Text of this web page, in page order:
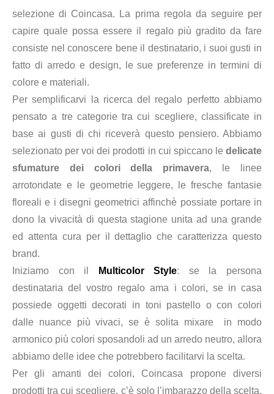
selezione di Coincasa. La prima regola da seguire per
capire quale possa essere il regalo più gradito da fare
consiste nel conoscere bene il destinatario, i suoi gusti in
fatto di arredo e design, le sue preferenze in termini di
colore e materiali.
Per semplificarvi la ricerca del regalo perfetto abbiamo
pensato a tre categorie tra cui scegliere, classificate in
base ai gusti di chi riceverà questo pensiero. Abbiamo
selezionato per voi dei prodotti in cui spiccano ledelicate
sfumature dei colori della primavera, le linee
arrotondate e le geometrie leggere, le fresche fantasie
floreali e i disegni geometrici affinchè possiate portare in
dono la vivacità di questa stagione unita ad una grande
ed attenta cura per il dettaglio che caratterizza questo
brand.
Iniziamo con il
Multicolor Style: se la persona
destinataria del vostro regalo ama i colori, se in casa
possiede oggetti decorati in toni pastello o con colori
dalle nuance più vivaci, se è solita mixare in modo
armonico più colori sposandoli ad un arredo neutro, allora
abbiamo delle idee che potrebbero facilitarvi la scelta.
Per gli amanti dei colori, Coincasa propone diversi
prodotti tra cui scegliere, c’è solo l’imbarazzo della scelta.